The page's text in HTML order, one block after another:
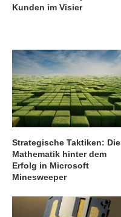
Kunden im Visier
Strategische Taktiken: Die
Mathematik hinter dem
Erfolg in Microsoft
Minesweeper